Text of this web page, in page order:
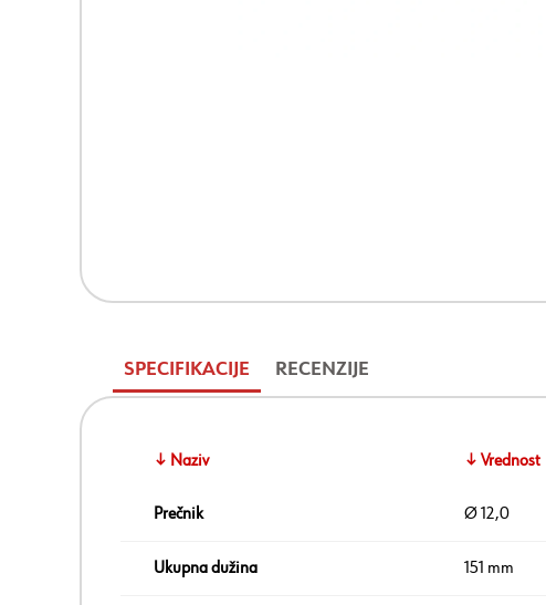
SPECIFIKACIJE RECENZIJE
↓ Naziv ↓ Vrednost
Prečnik Ø 12,0
Ukupna dužina 151 mm